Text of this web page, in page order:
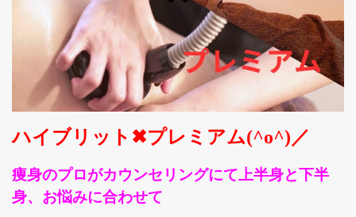
ハイブリット✖プレミアム(^o^)／
痩身のプロがカウンセリングにて上半身と下半
身、お悩みに合わせて